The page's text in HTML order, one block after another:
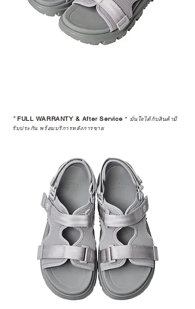
*FULL WARRANTY & After Service * มั่นใจได้กับสินค้ามี
รับประกัน พร้อมบริการหลังการขาย